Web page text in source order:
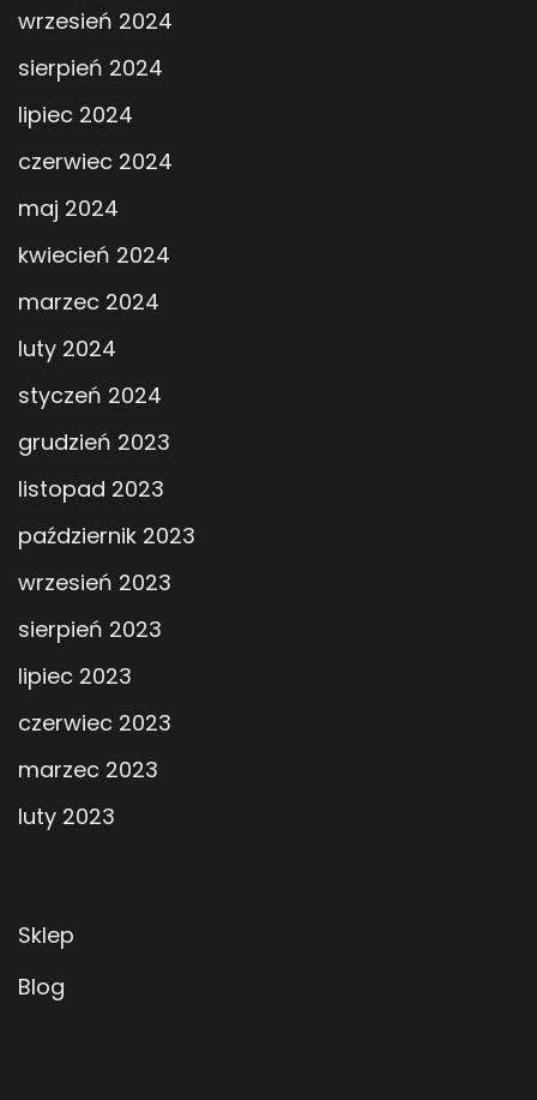
wrzesień 2024
sierpień 2024
lipiec 2024
czerwiec 2024
maj 2024
kwiecień 2024
marzec 2024
luty 2024
styczeń 2024
grudzień 2023
listopad 2023
październik 2023
wrzesień 2023
sierpień 2023
lipiec 2023
czerwiec 2023
marzec 2023
luty 2023
Sklep
Blog